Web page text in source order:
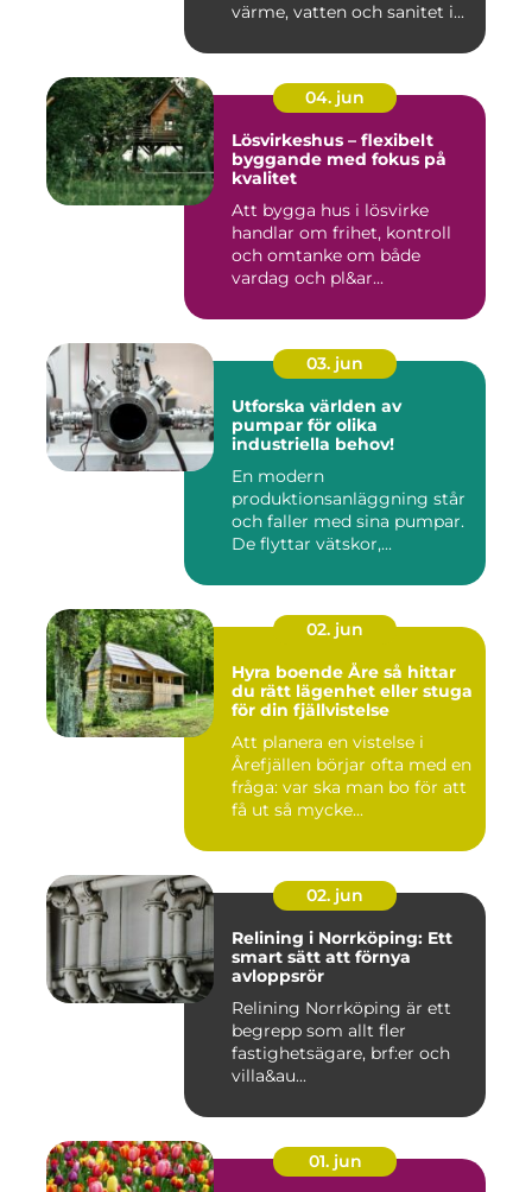
värme, vatten och sanitet i...
04. jun
Lösvirkeshus – flexibelt
byggande med fokus på
kvalitet
Att bygga hus i lösvirke
handlar om frihet, kontroll
och omtanke om både
vardag och pl&ar...
03. jun
Utforska världen av
pumpar för olika
industriella behov!
En modern
produktionsanläggning står
och faller med sina pumpar.
De flyttar vätskor,...
02. jun
Hyra boende Åre så hittar
du rätt lägenhet eller stuga
för din fjällvistelse
Att planera en vistelse i
Årefjällen börjar ofta med en
fråga: var ska man bo för att
få ut så mycke...
02. jun
Relining i Norrköping: Ett
smart sätt att förnya
avloppsrör
Relining Norrköping är ett
begrepp som allt fler
fastighetsägare, brf:er och
villa&au...
01. jun